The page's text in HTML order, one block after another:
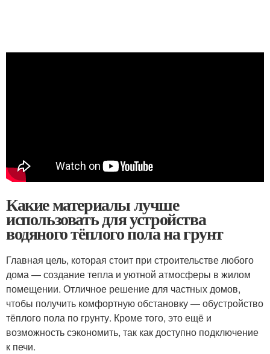
Какие материалы лучше
использовать для устройства
водяного тёплого пола на грунт
Главная цель, которая стоит при строительстве любого
дома — создание тепла и уютной атмосферы в жилом
помещении. Отличное решение для частных домов,
чтобы получить комфортную обстановку — обустройство
тёплого пола по грунту. Кроме того, это ещё и
возможность сэкономить, так как доступно подключение
к печи.